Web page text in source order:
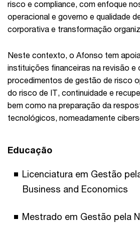
risco e compliance, com enfoque
operacional e governo e qualidade
corporativa e transformação
Neste contexto, o Afonso tem
instituições financeiras na revisão
procedimentos de gestão de risco
do risco de IT, continuidade e
bem como na preparação da
tecnológicos, nomeadamente
Educação
Licenciatura em Gestão
Business and Economics
Mestrado em Gestão pela